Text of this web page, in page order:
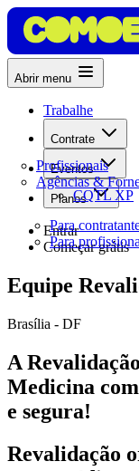
Abrir menu
Trabalhe
Contrate
Profissionais
Agências &
Eventos
CQTL XP
Planos
Para
Para
Entrar
Começar grátis
Equipe
Brasília - DF
A
Medicina
e segura!
Revalidação